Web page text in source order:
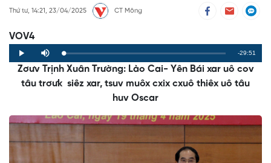
Thứ tư, 14:21, 23/04/2025 CT Mông
VOV4
Play Mute Loaded:
0%
Progress:
0%
Remaining
Time
-29:51
Zơưv Trịnh Xuân Trường: Lào Cai- Yên Bái xar uô cov
tâu trơưk siêz xar, tsuv muôx cxix cxuô thiêx uô tâu
huv Oscar